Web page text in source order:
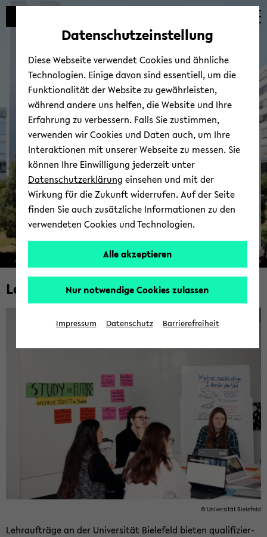
Automatische
vermeiden
zum
wechseln
zum
wechseln
zum
wechseln
De­zer­nat Per­so­nal und
Or­ga­ni­sa­ti­on
© Uni­ver­si­tät Bie­le­feld
Lehr­auf­trä­ge
© Uni­ver­si­tät Bie­le­feld
Lehr­auf­trä­ge an der Uni­ver­si­tät Bie­le­feld bie­ten qua­li­fi­zier­
Datenschutzeinstellung
Diese Webseite verwendet Cookies und ähnliche
Technologien. Einige davon sind essentiell, um die
Funktionalität der Website zu gewährleisten,
während andere uns helfen, die Website und Ihre
Erfahrung zu verbessern. Falls Sie zustimmen,
verwenden wir Cookies und Daten auch, um Ihre
Interaktionen mit unserer Webseite zu messen. Sie
können Ihre Einwilligung jederzeit unter
Datenschutzerklärung einsehen und mit der
Wirkung für die Zukunft widerrufen. Auf der Seite
finden Sie auch zusätzliche Informationen zu den
verwendeten Cookies und Technologien.
Alle akzeptieren
Nur notwendige Cookies zulassen
Impressum Datenschutz Barrierefreiheit